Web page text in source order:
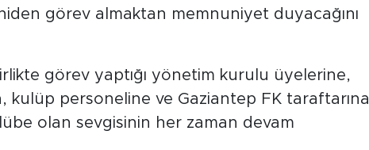
görev almaktan memnuniyet duyacağını
görev yaptığı yönetim kurulu üyelerine,
kulüp personeline ve Gaziantep FK taraftarına
olan sevgisinin her zaman devam